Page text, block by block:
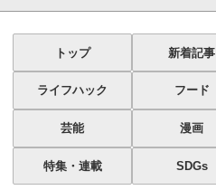
トップ 新着記事
ライフハック フード
芸能 漫画
特集・連載 SDGs